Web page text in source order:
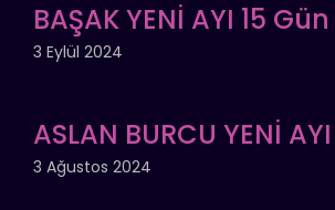
BAŞAK YENİ AYI 15
3 Eylül 2024
ASLAN BURCU YENİ AYI
3 Ağustos 2024